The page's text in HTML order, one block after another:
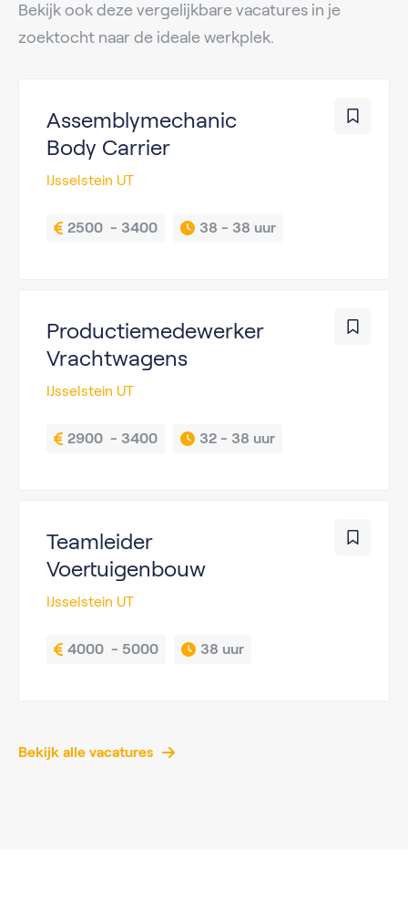
Bekijk ook deze vergelijkbare vacatures in je
zoektocht naar de ideale werkplek.
Assemblymechanic
Body Carrier
IJsselstein UT
2500  - 3400 38 - 38 uur
Productiemedewerker
Vrachtwagens
IJsselstein UT
2900  - 3400 32 - 38 uur
Teamleider
Voertuigenbouw
IJsselstein UT
4000  - 5000 38 uur
Bekijk alle vacatures